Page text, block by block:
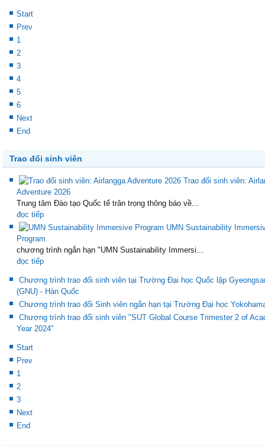
Start
Prev
1
2
3
4
5
6
Next
End
Trao đổi sinh viên
Trao đổi sinh viên:
Adventure 2026
Trung tâm Đào tạo Quốc tế trân trọng thông báo về...
đọc tiếp
UMN Sustainability
Program
chương trình ngắn hạn "UMN Sustainability Immersi...
đọc tiếp
Chương trình trao đổi sinh viên tại Trường Đại học Quốc lập
(GNU) - Hàn Quốc
Chương trình trao đổi Sinh viên ngắn hạn tại Trường Đại học
Chương trình trao đổi sinh viên "SUT Global Course Trimester 2 of
Year 2024"
Start
Prev
1
2
3
Next
End